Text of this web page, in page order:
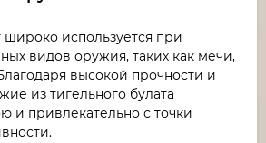
широко используется при
видов оружия, таких как мечи,
высокой прочности и
из тигельного булата
и привлекательно с точки